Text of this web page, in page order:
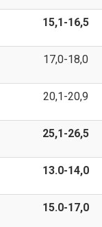
15,1-16,5
17,0-18,0
20,1-20,9
25,1-26,5
13.0-14,0
15.0-17,0